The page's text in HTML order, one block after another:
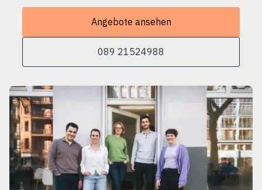
Angebote ansehen
089 21524988